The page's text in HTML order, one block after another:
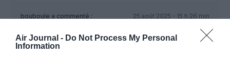
Air Journal - Do Not Process My Personal
Information
bouboule a commenté :
25 août 2025 - 15 h 26 min
Tachkent-Varsovie-Paris en mars-avril,une catastrophe de